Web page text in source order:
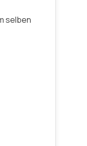
selben